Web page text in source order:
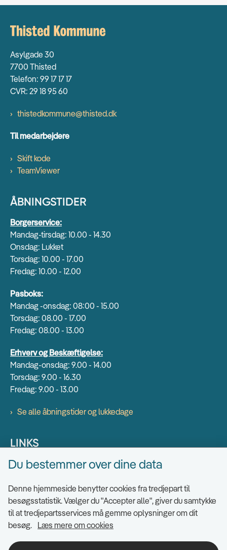
Asylgade 30
7700 Thisted
Telefon: 99 17 17 17
CVR: 29 18 95 60
thistedkommune@thisted.dk
Til medarbejdere
Skift kode
TeamViewer
ÅBNINGSTIDER
Borgerservice:
Mandag-tirsdag: 10.00 - 14.30
Onsdag: Lukket
Torsdag: 10.00 - 17.00
Fredag: 10.00 - 12.00
Pasboks:
Mandag -onsdag: 08:00 - 15.00
Torsdag: 08.00 - 17.00
Fredag: 08.00 - 13.00
Erhverv og Beskæftigelse:
Mandag-onsdag: 9.00 - 14.00
Torsdag: 9.00 - 16.30
Fredag: 9.00 - 13.00
Se alle åbningstider og lukkedage
LINKS
Find EAN numre
Send sikkert
Tilgængelighedserklæring
Cookies
Ris og ros til hjemmesiden
Du bestemmer over dine data
Denne hjemmeside benytter cookies fra tredjepart til
besøgsstatistik. Vælger du "Accepter alle", giver du samtykke
til at tredjepartsservices må gemme oplysninger om dit
besøg. Læs mere om cookies